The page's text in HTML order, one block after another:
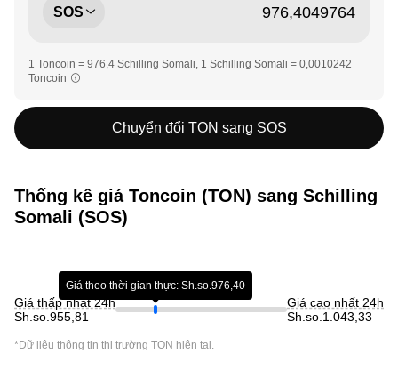
SOS
1 Toncoin = 976,4 Schilling Somali, 1 Schilling Somali = 0,0010242
Toncoin
Chuyển đổi TON sang SOS
Thống kê giá Toncoin (TON) sang Schilling
Somali (SOS)
Giá thấp nhất 24h
Sh.so.955,81
Giá theo thời gian thực: Sh.so.976,40
Giá cao nhất 24h
Sh.so.1.043,33
*Dữ liệu thông tin thị trường TON hiện tại.